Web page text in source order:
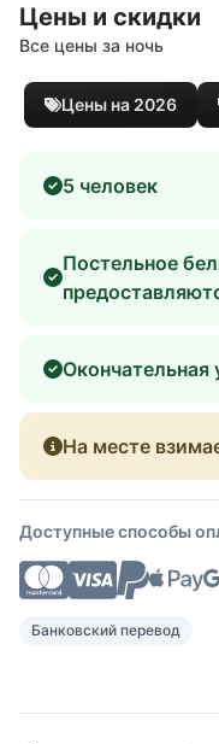
Цены и скидки
Все цены за ночь
Цены на 2026
5 человек
Постельное
Окончательная
На месте
Доступные способы
Банковский перевод